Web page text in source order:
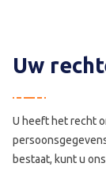
Uw
U heeft het recht
bestaat, kunt u